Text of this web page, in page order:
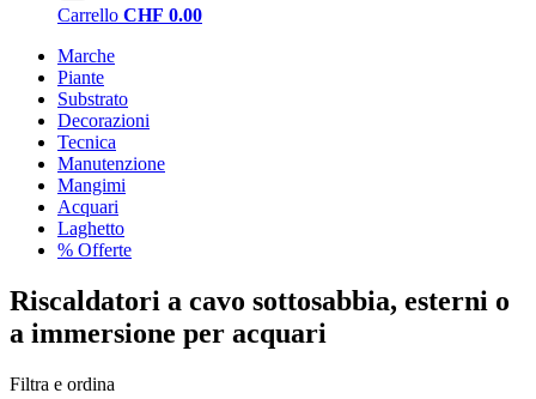
Carrello CHF 0.00
Marche
Piante
Substrato
Decorazioni
Tecnica
Manutenzione
Mangimi
Acquari
Laghetto
% Offerte
Riscaldatori a cavo sottosabbia, esterni o
a immersione per acquari
Filtra e ordina